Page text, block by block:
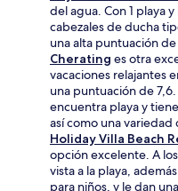
del agua. Con 1 playa
cabezales de ducha
una alta puntuación de
Cherating es otra
vacaciones relajantes
una puntuación de
encuentra playa y
así como una
Holiday Villa Beach
opción excelente. A
vista a la playa,
para niños, y le dan